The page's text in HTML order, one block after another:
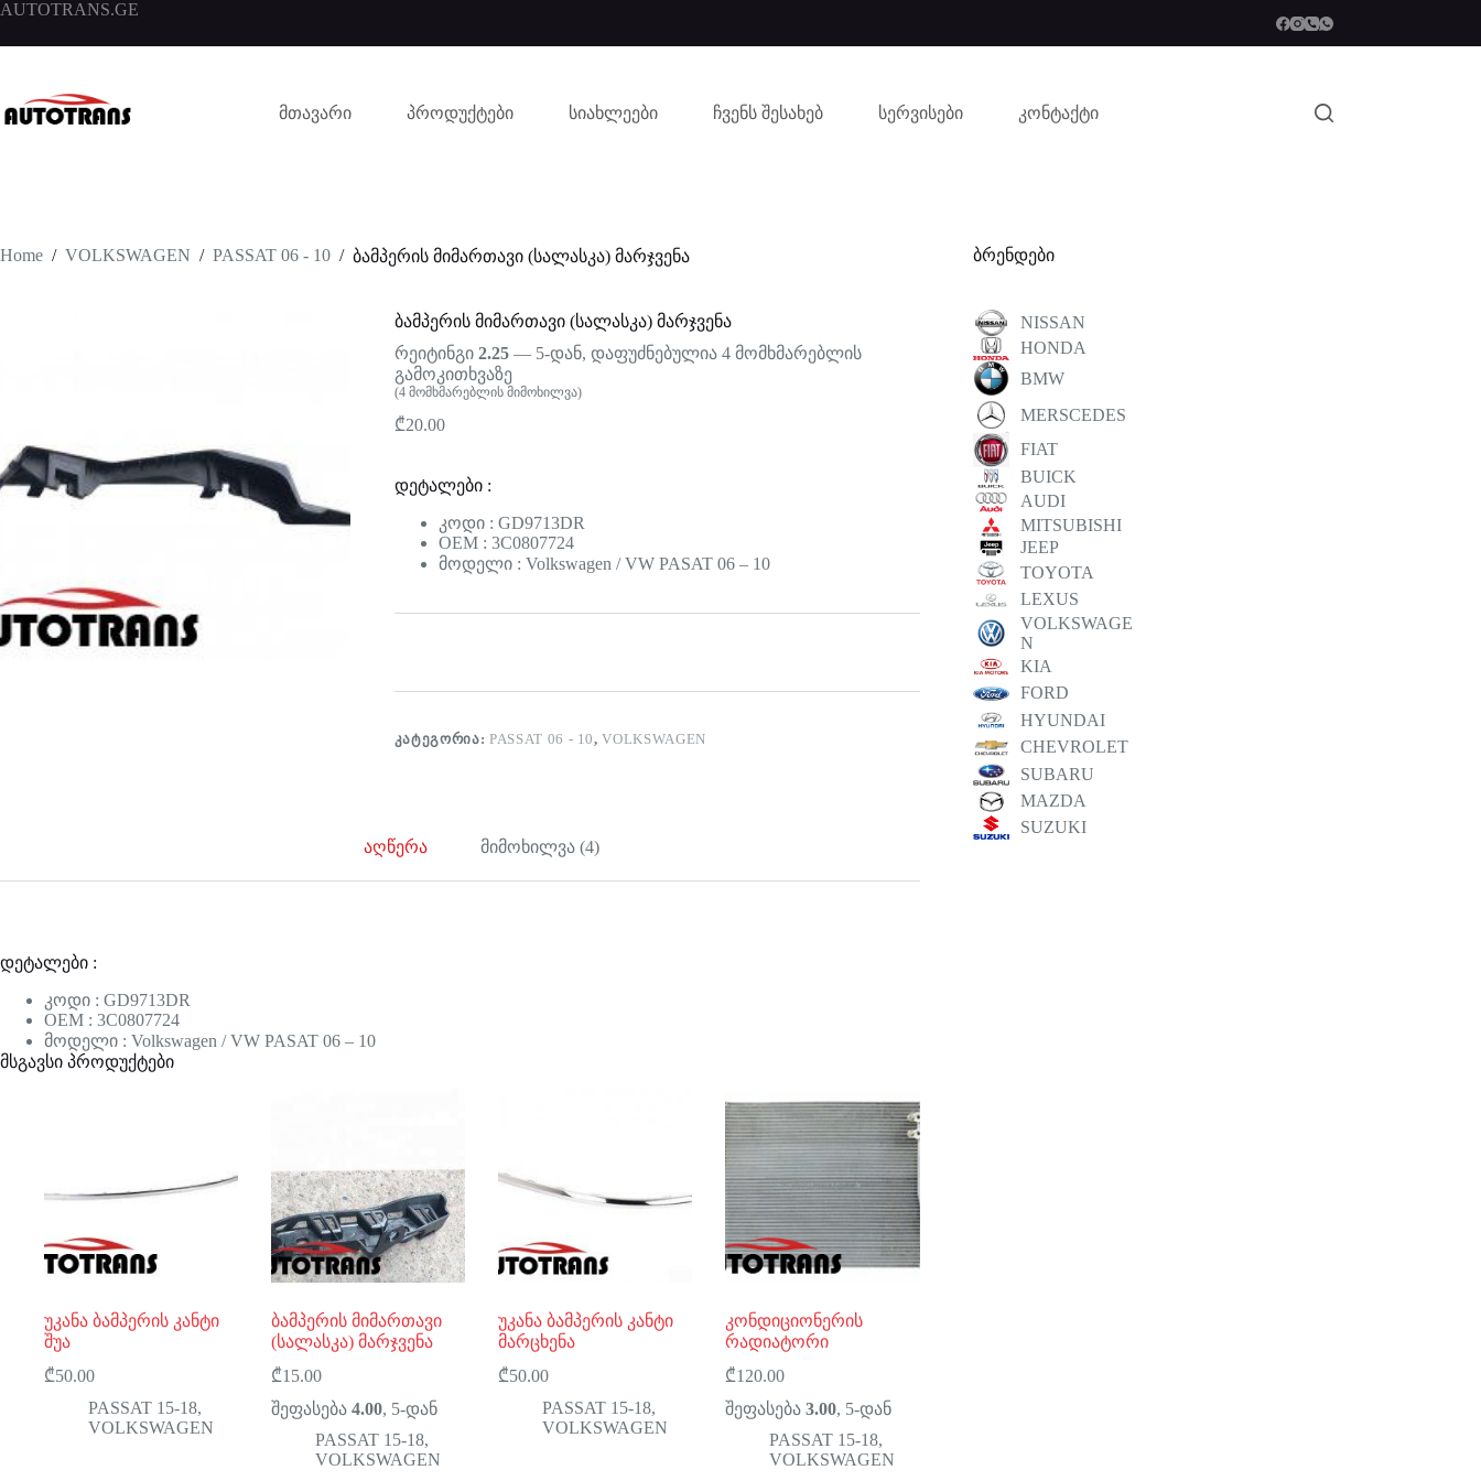
AUTOTRANS.GE
მთავარი პროდუქტები სიახლეები ჩვენს შესახებ სერვისები კონტაქტი
Home / VOLKSWAGEN / PASSAT 06 - 10 / ბამპერის მიმართავი (სალასკა) მარჯვენა
ბამპერის მიმართავი (სალასკა) მარჯვენა
რეიტინგი 2.25— 5-დან, დაფუძნებულია 4მომხმარებლის
გამოკითხვაზე
(4მომხმარებლის მიმოხილვა)
₾20.00
დეტალები :
კოდი : GD9713DR
OEM : 3C0807724
მოდელი : Volkswagen / VW PASAT 06 – 10
ᲙᲐᲢᲔᲒᲝᲠᲘᲐ: PASSAT 06 - 10,VOLKSWAGEN
აღწერა მიმოხილვა (4)
დეტალები :
კოდი : GD9713DR
OEM : 3C0807724
მოდელი : Volkswagen / VW PASAT 06 – 10
მსგავსი პროდუქტები
უკანა ბამპერის კანტი
შუა
₾50.00
PASSAT 15-18,
VOLKSWAGEN
ბამპერის მიმართავი
(სალასკა) მარჯვენა
₾15.00
შეფასება4.00, 5-დან
PASSAT 15-18,
VOLKSWAGEN
უკანა ბამპერის კანტი
მარცხენა
₾50.00
PASSAT 15-18,
VOLKSWAGEN
კონდიციონერის
რადიატორი
₾120.00
შეფასება3.00, 5-დან
PASSAT 15-18,
VOLKSWAGEN
ბრენდები
NISSAN
HONDA
BMW
MERSCEDES
FIAT
BUICK
AUDI
MITSUBISHI
JEEP
TOYOTA
LEXUS
VOLKSWAGE
N
KIA
FORD
HYUNDAI
CHEVROLET
SUBARU
MAZDA
SUZUKI